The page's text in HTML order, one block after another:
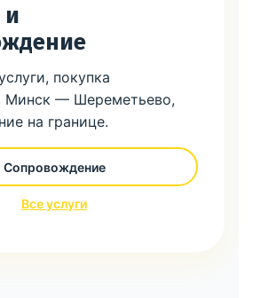
покупка
Минск — Шереметьево,
на границе.
Сопровождение
Все услуги